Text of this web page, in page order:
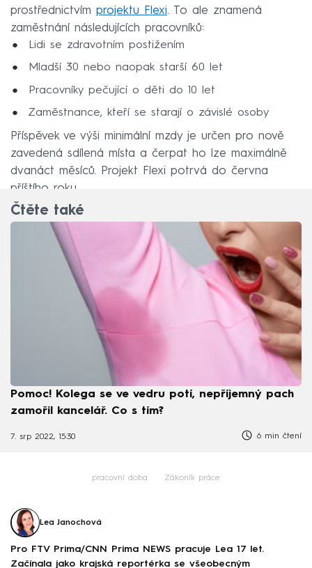
prostřednictvím projektu Flexi. To ale znamená
zaměstnání následujících pracovníků:
Lidi se zdravotním postižením
Mladší 30 nebo naopak starší 60 let
Pracovníky pečující o děti do 10 let
Zaměstnance, kteří se starají o závislé osoby
Příspěvek ve výši minimální mzdy je určen pro nově
zavedená sdílená místa a čerpat ho lze maximálně
dvanáct měsíců. Projekt Flexi potrvá do června
příštího roku.
Čtěte také
Pomoc! Kolega se ve vedru potí, nepříjemný pach
zamořil kancelář. Co s tím?
7. srp 2022, 15:30 6 min čtení
pracovní doba Zákoník práce
Lea Janochová
Pro FTV Prima/CNN Prima NEWS pracuje Lea 17 let.
Začínala jako krajská reportérka se všeobecným